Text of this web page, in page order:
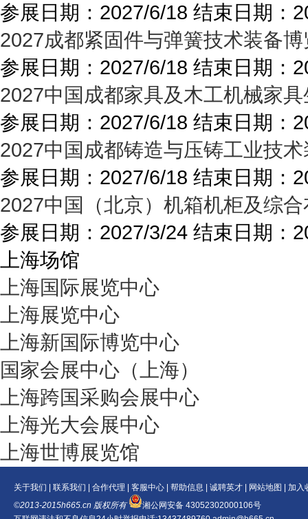
参展日期： 2027/6/18 结束日期：
2027成都紧固件与弹簧技术装备
参展日期： 2027/6/18 结束日期：
2027中国成都家具及木工机械家
参展日期： 2027/6/18 结束日期：
2027中国成都铸造与压铸工业技
参展日期： 2027/6/18 结束日期：
2027中国（北京）机箱机柜及综
参展日期： 2027/3/24 结束日期：
上海场馆
上海国际展览中心
上海展览中心
上海新国际博览中心
国家会展中心（上海）
上海跨国采购会展中心
上海光大会展中心
上海世博展览馆
关于我们 联系我们 合作代理 客服中心 帮助信息 诚聘英才 网站地图
加入
©2013-2015h665.cn 版权所有
湘公网安备 43052302000106号